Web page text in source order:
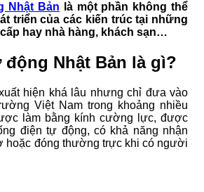
Nhật Bản là một phần không thể
triển của các kiến trúc tại những
hay nhà hàng, khách sạn…
Nhật Bản là gì?
hiện khá lâu nhưng chỉ đưa vào
Việt Nam trong khoảng nhiều
làm bằng kính cường lực, được
điện tự động, có khả năng nhận
hoặc đóng thường trực khi có người